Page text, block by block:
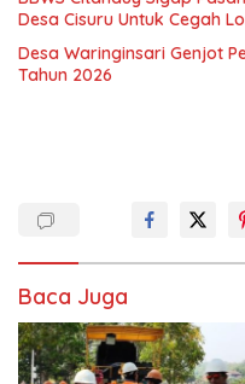
Desa Cisuru Untuk Cegah
Desa Waringinsari Genjot
Tahun 2026
Baca Juga